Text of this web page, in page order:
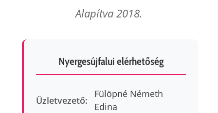
Alapítva 2018.
Nyergesújfalui elérhetőség
Üzletvezető:
Fülöpné Németh
Edina